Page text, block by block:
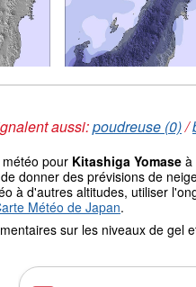
aussi:poudreuse (0)/
pour Kitashiga Yomase à
donner des prévisions de
à d'autres altitudes, utiliser
Météo de Japan.
sur les niveaux de gel